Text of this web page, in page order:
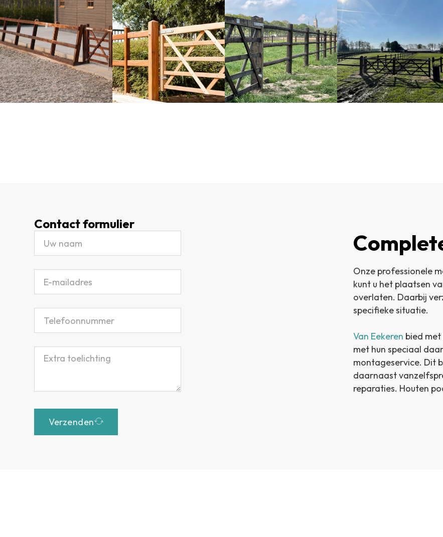
Contact formulier
Verzenden
Onze professionele
kunt u het plaatsen
overlaten. Daarbij
specifieke situatie.
Van Eekeren bied
met hun speciaal
montageservice. Dit
daarnaast
reparaties. Houten